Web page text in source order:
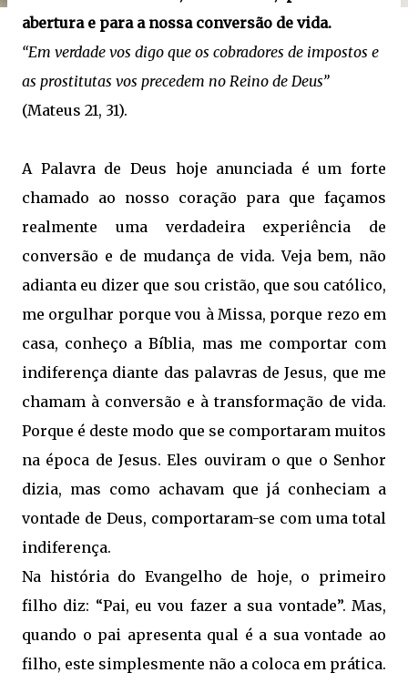
abertura e para a nossa conversão de vida.
“Em verdade vos digo que os cobradores de impostos e
as prostitutas vos precedem no Reino de Deus”
(Mateus 21, 31).
A Palavra de Deus hoje anunciada é um forte
chamado ao nosso coração para que façamos
realmente uma verdadeira experiência de
conversão e de mudança de vida. Veja bem, não
adianta eu dizer que sou cristão, que sou católico,
me orgulhar porque vou à Missa, porque rezo em
casa, conheço a Bíblia, mas me comportar com
indiferença diante das palavras de Jesus, que me
chamam à conversão e à transformação de vida.
Porque é deste modo que se comportaram muitos
na época de Jesus. Eles ouviram o que o Senhor
dizia, mas como achavam que já conheciam a
vontade de Deus, comportaram-se com uma total
indiferença.
Na história do Evangelho de hoje, o primeiro
filho diz: “Pai, eu vou fazer a sua vontade”. Mas,
quando o pai apresenta qual é a sua vontade ao
filho, este simplesmente não a coloca em prática.